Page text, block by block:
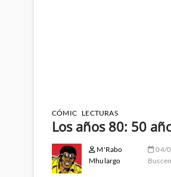
CÓMIC LECTURAS
Los años 80: 50
M'Rabo
Mhulargo
04/